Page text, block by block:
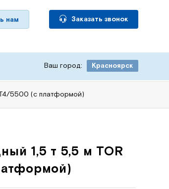
нам Заказать звонок
Ваш город: Красноярск
5500 (с платформой)
1,5 т 5,5 м TOR